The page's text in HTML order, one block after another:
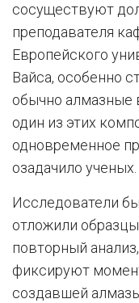
сосуществуют
преподавателя
Европейского
Вайса, особенно
обычно алмазные
один из этих
одновременное
озадачило ученых.
Исследователи
отложили
повторный
фиксируют
создавшей